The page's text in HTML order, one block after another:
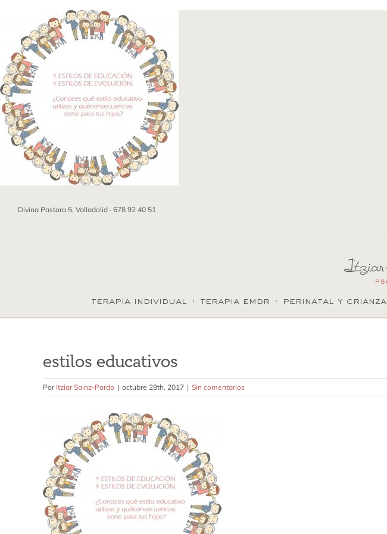
contenido
Divina Pastora 5, Valladolid · 678 92 40 51
terapia individual · terapia emdr · perinatal y crianza
estilos educativos
Por Itziar Sainz-Pardo | octubre 28th, 2017 | Sin comentarios